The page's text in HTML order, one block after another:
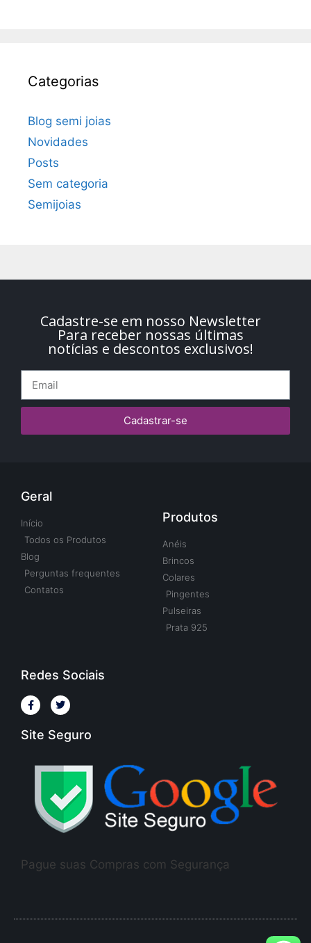
Categorias
Blog semi joias
Novidades
Posts
Sem categoria
Semijoias
Cadastre-se em nosso Newsletter
Para receber nossas últimas
notícias e descontos exclusivos!
Cadastrar-se
Geral
Início
Todos os Produtos
Blog
Perguntas frequentes
Contatos
Produtos
Anéis
Brincos
Colares
Pingentes
Pulseiras
Prata 925
Redes Sociais
Site Seguro
Pague suas Compras com Segurança